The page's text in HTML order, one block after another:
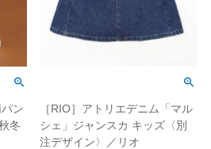
ン
冬
［RIO］アトリエデニム「マル
シェ」ジャンスカ キッズ〈別
注デザイン〉／リオ